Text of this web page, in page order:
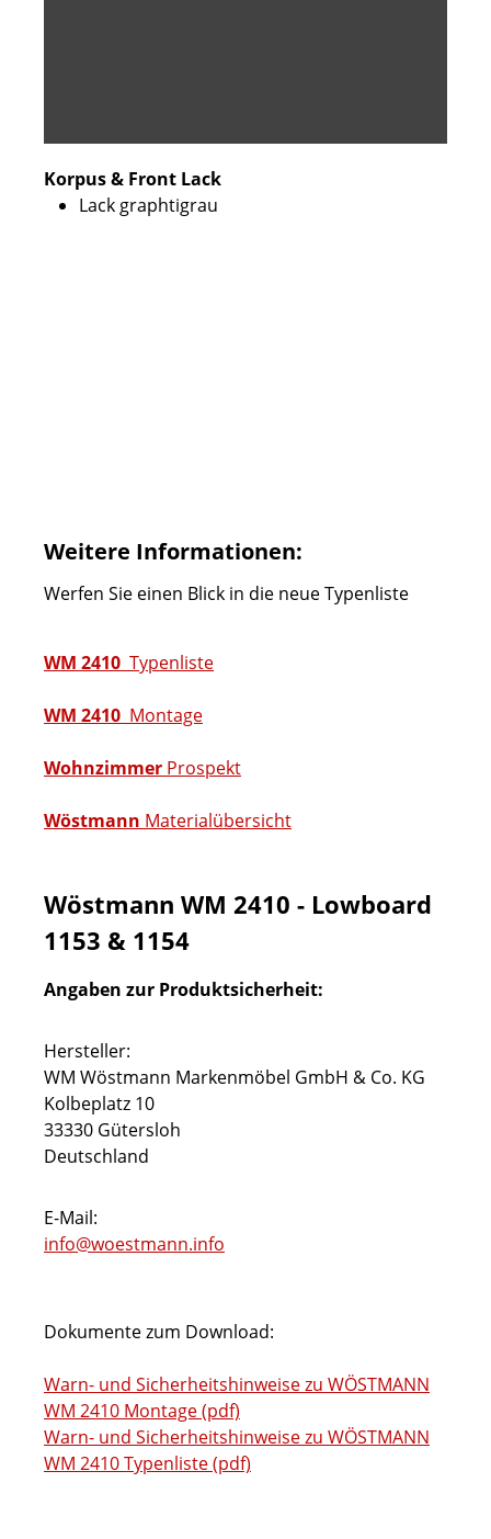
Korpus & Front Lack
Lack graphtigrau
Weitere Informationen:
Werfen Sie einen Blick in die neue Typenliste
WM 2410 Typenliste
WM 2410 Montage
Wohnzimmer Prospekt
Wöstmann Materialübersicht
Wöstmann WM 2410 - Lowboard
1153 & 1154
Angaben zur Produktsicherheit:
Hersteller:
WM Wöstmann Markenmöbel GmbH & Co. KG
Kolbeplatz 10
33330 Gütersloh
Deutschland
E-Mail:
info@woestmann.info
Dokumente zum Download:
Warn- und Sicherheitshinweise zu WÖSTMANN
WM 2410 Montage (pdf)
Warn- und Sicherheitshinweise zu WÖSTMANN
WM 2410 Typenliste (pdf)